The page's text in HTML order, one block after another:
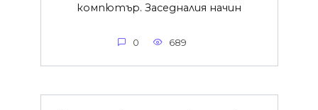
компютър. Заседналия начин
0 689